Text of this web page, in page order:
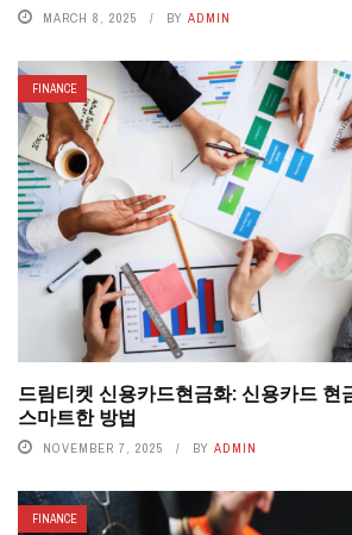
MARCH 8, 2025 BY ADMIN
FINANCE
드림티켓 신용카드현금화: 신용카드 현
스마트한 방법
NOVEMBER 7, 2025 BY ADMIN
FINANCE